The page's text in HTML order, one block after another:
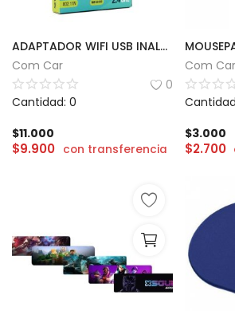
ADAPTADOR WIFI USB INALAMBRICO NETMAK | NM-CS150
Com Car
0
Cantidad: 0
$11.000
$9.900 con transferencia
Com Car
$3.000
$2.700